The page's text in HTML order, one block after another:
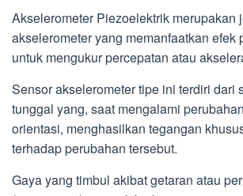
Akselerometer Piezoelektrik merupakan
akselerometer yang memanfaatkan efek
untuk mengukur percepatan atau
Sensor akselerometer tipe ini terdiri dari
tunggal yang, saat mengalami
orientasi, menghasilkan tegangan
terhadap perubahan tersebut.
Gaya yang timbul akibat getaran atau